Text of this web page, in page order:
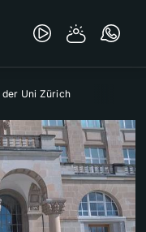
Uni Zürich